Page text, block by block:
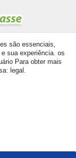
article detail
são essenciais,
sua experiência. os
Para obter mais
legal.